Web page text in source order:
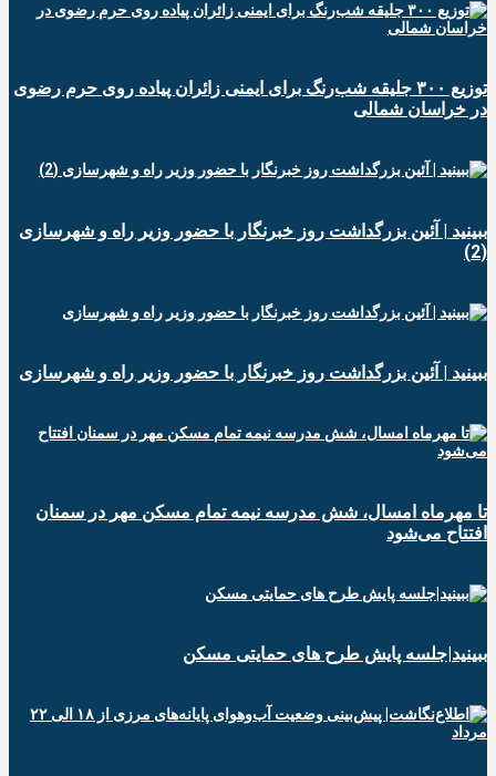
توزیع ۳۰۰ جلیقه شب‌رنگ برای ایمنی زائران پیاده روی حرم رضوی
در خراسان شمالی
ببینید | آئین بزرگداشت روز خبرنگار با حضور وزیر راه و شهرسازی
(2)
ببینید | آئین بزرگداشت روز خبرنگار با حضور وزیر راه و شهرسازی
تا مهرماه امسال، شش مدرسه نیمه تمام مسکن مهر در سمنان
افتتاح می‌شود
ببینید|جلسه پایش طرح های حمایتی مسکن